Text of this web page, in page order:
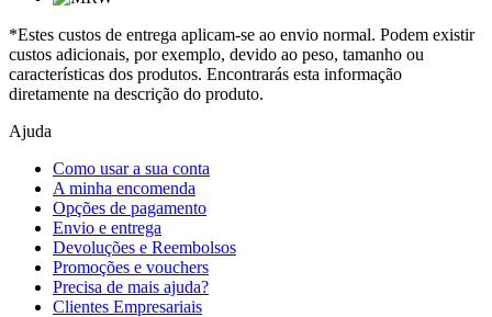
*Estes custos de entrega aplicam-se ao envio normal. Podem existir
custos adicionais, por exemplo, devido ao peso, tamanho ou
características dos produtos. Encontrarás esta informação
diretamente na descrição do produto.
Ajuda
Como usar a sua conta
A minha encomenda
Opções de pagamento
Envio e entrega
Devoluções e Reembolsos
Promoções e vouchers
Precisa de mais ajuda?
Clientes Empresariais